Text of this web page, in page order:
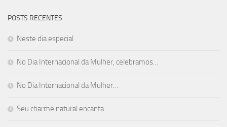
POSTS RECENTES
Neste dia especial
No Dia Internacional da Mulher, celebramos…
No Dia Internacional da Mulher…
Seu charme natural encanta